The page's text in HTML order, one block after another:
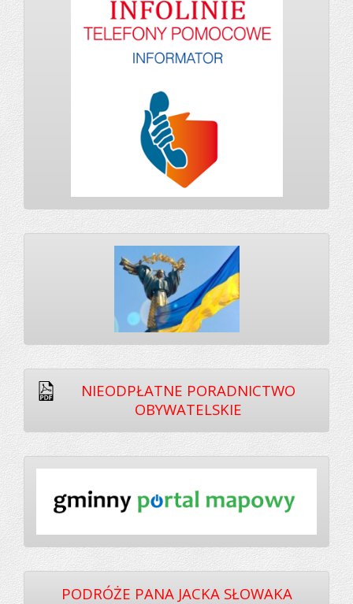
NIEODPŁATNE PORADNICTWO
OBYWATELSKIE
PODRÓŻE PANA JACKA SŁOWAKA